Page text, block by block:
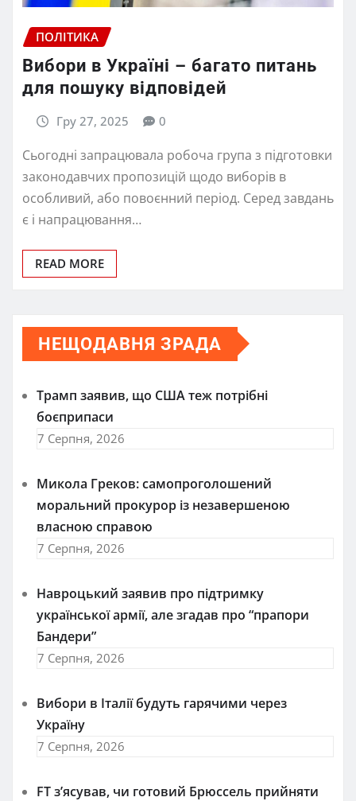
ПОЛІТИКА
Вибори в Україні – багато питань
для пошуку відповідей
Гру 27, 2025 0
Сьогодні запрацювала робоча група з підготовки
законодавчих пропозицій щодо виборів в
особливий, або повоєнний період. Серед завдань
є і напрацювання…
READ MORE
НЕЩОДАВНЯ ЗРАДА
Трамп заявив, що США теж потрібні
боєприпаси
7 Серпня, 2026
Микола Греков: самопроголошений
моральний прокурор із незавершеною
власною справою
7 Серпня, 2026
Навроцький заявив про підтримку
української армії, але згадав про “прапори
Бандери”
7 Серпня, 2026
Вибори в Італії будуть гарячими через
Україну
7 Серпня, 2026
FT зʼясував, чи готовий Брюссель прийняти